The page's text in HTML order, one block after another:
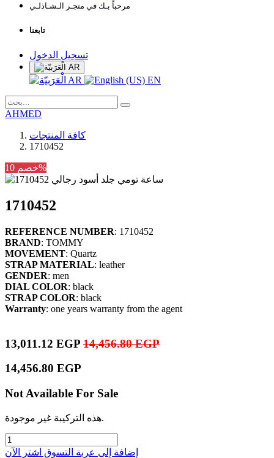
مرحباً بـك في متجـر الـشـاذلـي
تابعنا
تسجيل الدخول
AR
AR EN
AHMED
كافة المنتجات
1710452
خصم 10%
1710452
REFERENCE NUMBER: 1710452
BRAND: TOMMY
MOVEMENT: Quartz
STRAP MATERIAL: leather
GENDER: men
DIAL COLOR: black
STRAP COLOR: black
Warranty: one years warranty from the agent
13,011.12 EGP 14,456.80EGP
14,456.80 EGP
Not Available For Sale
هذه التركيبة غير موجودة.
إضافة إلى عربة التسوق اشترِ الآن